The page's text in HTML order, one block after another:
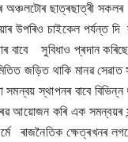
অঞ্চলটোৰ ছাত্ৰছাত্ৰী
উপৰিও চাইকেল পৰ্যন্ত
বাবে সুবিধাও প্ৰদান
জড়িত থাকি মানৱ সেৱাত
স্থাপনৰ বাবে বিভিন্ন
আয়োজন কৰি এক সমন্বয়ৰ
ৰাজনৈতিক ক্ষেত্ৰখনৰ